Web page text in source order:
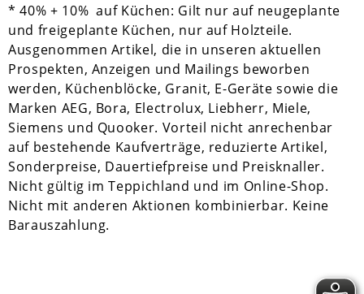
* 40% + 10% auf Küchen: Gilt nur auf neugeplante
und freigeplante Küchen, nur auf Holzteile.
Ausgenommen Artikel, die in unseren aktuellen
Prospekten, Anzeigen und Mailings beworben
werden, Küchenblöcke, Granit, E-Geräte sowie die
Marken AEG, Bora, Electrolux, Liebherr, Miele,
Siemens und Quooker. Vorteil nicht anrechenbar
auf bestehende Kaufverträge, reduzierte Artikel,
Sonderpreise, Dauertiefpreise und Preisknaller.
Nicht gültig im Teppichland und im Online-Shop.
Nicht mit anderen Aktionen kombinierbar. Keine
Barauszahlung.